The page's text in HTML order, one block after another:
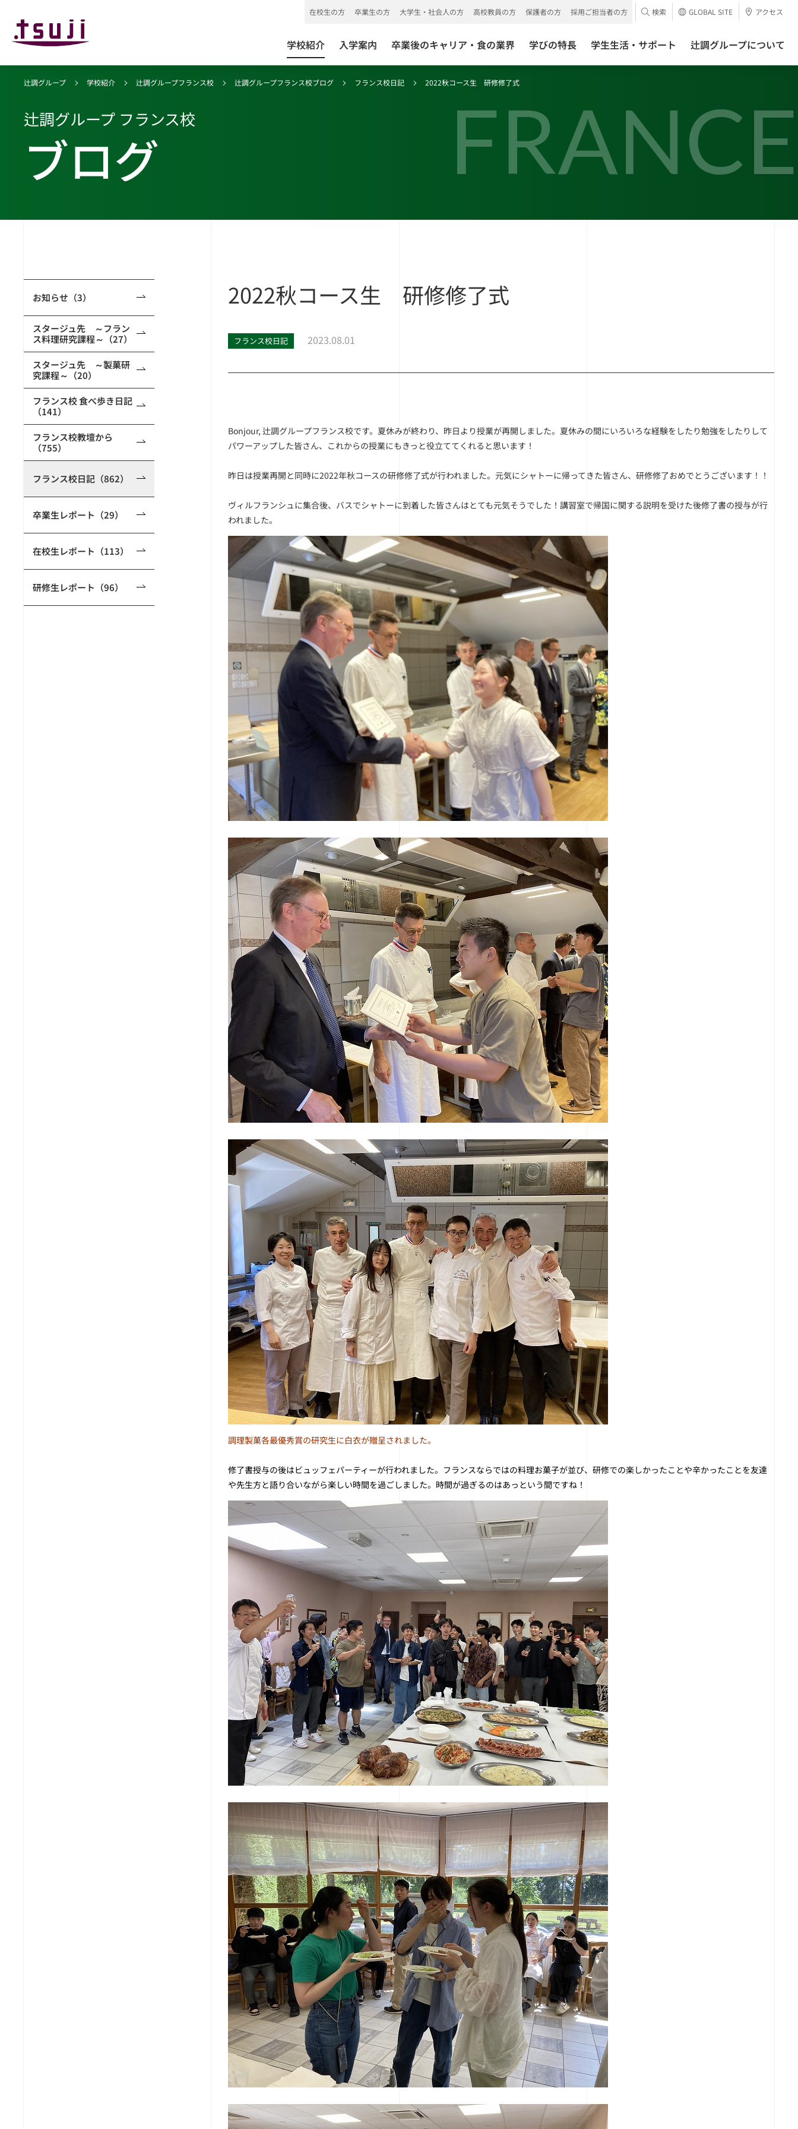
学校紹介 入学案内 卒業後のキャリア・食の業界 学びの特長 学生生活・サポート 辻調グループについて
在校生の方 卒業生の方 大学生・社会人の方 高校教員の方 保護者の方 採用ご担当者の方 検索 GLOBAL SITE アクセス
FRANCE
辻調グループ 学校紹介 辻調グループフランス校 辻調グループフランス校ブログ フランス校日記 2022秋コース生 研修修了式
辻調グループ フランス校
ブログ
お知らせ（3）
スタージュ先 ～フラン
ス料理研究課程～（27）
スタージュ先 ～製菓研
究課程～（20）
フランス校 食べ歩き日記
（141）
フランス校教壇から
（755）
フランス校日記（862）
卒業生レポート（29）
在校生レポート（113）
研修生レポート（96）
2022秋コース生 研修修了式
フランス校日記 2023.08.01
Bonjour, 辻調グループフランス校です。夏休みが終わり、昨日より授業が再開しました。夏休みの間にいろいろな経験をしたり勉強をしたりして
パワーアップした皆さん、これからの授業にもきっと役立ててくれると思います！
昨日は授業再開と同時に2022年秋コースの研修修了式が行われました。元気にシャトーに帰ってきた皆さん、研修修了おめでとうございます！！
ヴィルフランシュに集合後、バスでシャトーに到着した皆さんはとても元気そうでした！講習室で帰国に関する説明を受けた後修了書の授与が行
われました。
調理製菓各最優秀賞の研究生に白衣が贈呈されました。
修了書授与の後はビュッフェパーティーが行われました。フランスならではの料理お菓子が並び、研修での楽しかったことや辛かったことを友達
や先生方と語り合いながら楽しい時間を過ごしました。時間が過ぎるのはあっという間ですね！